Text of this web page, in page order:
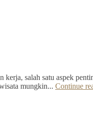
kerja, salah satu aspek
mungkin... Continue